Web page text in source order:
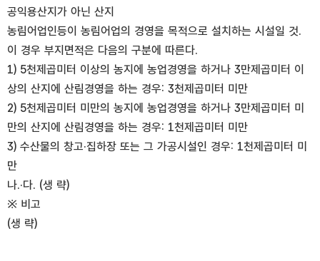
공익용산지가 아닌 산지
농림어업인등이 농림어업의 경영을 목적으로 설치하는 시설일 것.
이 경우 부지면적은 다음의 구분에 따른다.
1) 5천제곱미터 이상의 농지에 농업경영을 하거나 3만제곱미터 이
상의 산지에 산림경영을 하는 경우: 3천제곱미터 미만
2) 5천제곱미터 미만의 농지에 농업경영을 하거나 3만제곱미터 미
만의 산지에 산림경영을 하는 경우: 1천제곱미터 미만
3) 수산물의 창고·집하장 또는 그 가공시설인 경우: 1천제곱미터 미
만
나.·다. (생 략)
※ 비고
(생 략)